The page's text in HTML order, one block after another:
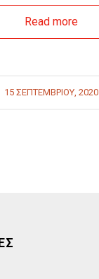
Read more
15 ΣΕΠΤΕΜΒΡΊΟΥ, 2020